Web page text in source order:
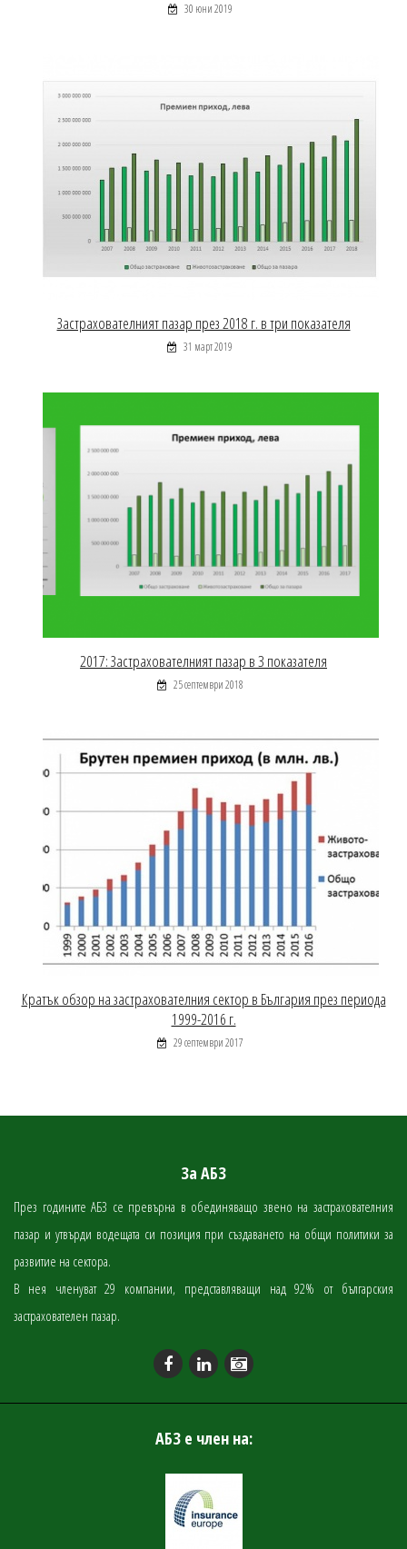
30 юни 2019
Застрахователният пазар през 2018 г. в три показателя
31 март 2019
2017: Застрахователният пазар в 3 показателя
25 септември 2018
Кратък обзор на застрахователния сектор в България през периода
1999-2016 г.
29 септември 2017
За АБЗ
През годините АБЗ се превърна в обединяващо звено на застрахователния
пазар и утвърди водещата си позиция при създаването на общи политики за
развитие на сектора.
В нея членуват 29 компании, представляващи над 92% от българския
застрахователен пазар.
АБЗ е член на: